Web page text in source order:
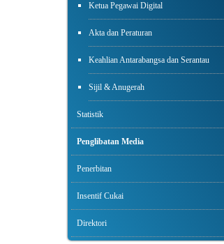
Ketua Pegawai Digital
Akta dan Peraturan
Keahlian Antarabangsa dan Serantau
Sijil & Anugerah
Statistik
Penglibatan Media
Penerbitan
Insentif Cukai
Direktori